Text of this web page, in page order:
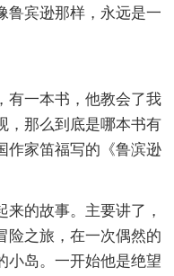
鲁宾逊那样，永远是一
有一本书，他教会了我
，那么到底是哪本书有
作家笛福写的《鲁滨逊
的故事。主要讲了，
险之旅，在一次偶然的
小岛。一开始他是绝望